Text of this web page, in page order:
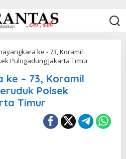
ke - 73, Koramil
Pulogadung Jakarta Timur
ke – 73, Koramil
Polsek
Timur